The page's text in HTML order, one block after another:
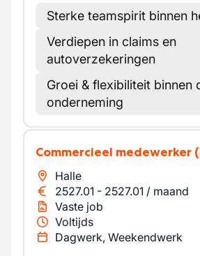
Sterke teamspirit binnen
Verdiepen in claims en
autoverzekeringen
Groei & flexibiliteit binnen
onderneming
Commercieel medewerker
Halle
2527.01 - 2527.01 / maand
Vaste job
Voltijds
Dagwerk, Weekendwerk